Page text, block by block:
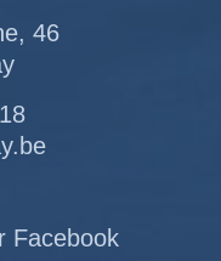
46
Facebook